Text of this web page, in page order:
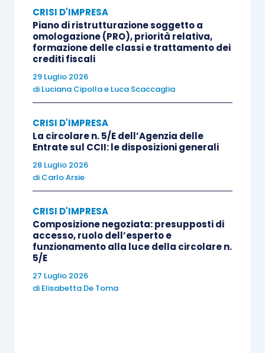
Il piano rappresenta dunque uno strumento
rivolto sia all’interno dell’azienda sia all’esterno di
essa e, pertanto, lo stesso dovrà avere una
importante funzione comunicativa in termini di
completezza, comprensibilità e chiarezza
proposito il documento emanato dal CNDCEC
principi basilariche riguardano metodo e
tecniche impiegate, oltre che contenuti e forma.
In primo luogo viene evidenziato come la
redazione di un piano, presupponga
termini sia ditempo
CNDCEC riporta a tal fine un’esemplificazione in
termini dirisorse,informazioni e conoscenze
teorico-pratiche di base
CRISI D'IMPRESA
Piano di ristrutturazione soggetto a
omologazione (PRO), priorità relativa,
formazione delle classi e trattamento dei
crediti fiscali
29 Luglio 2026
di Luciana Cipollae Luca Scaccaglia
CRISI D'IMPRESA
La circolare n. 5/E dell’Agenzia delle
Entrate sul CCII: le disposizioni generali
28 Luglio 2026
di Carlo Arsie
CRISI D'IMPRESA
Composizione negoziata: presupposti di
accesso, ruolo dell’esperto e
funzionamento alla luce della circolare n.
5/E
27 Luglio 2026
di Elisabetta De Toma